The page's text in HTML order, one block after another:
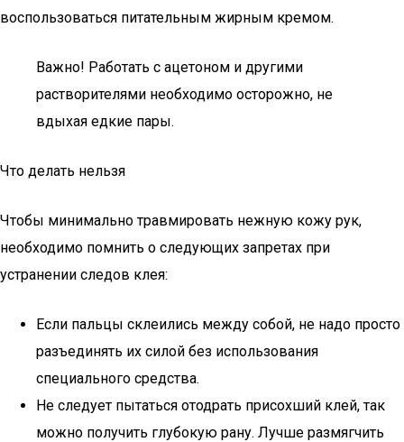
воспользоваться питательным жирным кремом.
Важно! Работать с ацетоном и другими
растворителями необходимо осторожно, не
вдыхая едкие пары.
Что делать нельзя
Чтобы минимально травмировать нежную кожу рук,
необходимо помнить о следующих запретах при
устранении следов клея:
Если пальцы склеились между собой, не надо просто
разъединять их силой без использования
специального средства.
Не следует пытаться отодрать присохший клей, так
можно получить глубокую рану. Лучше размягчить